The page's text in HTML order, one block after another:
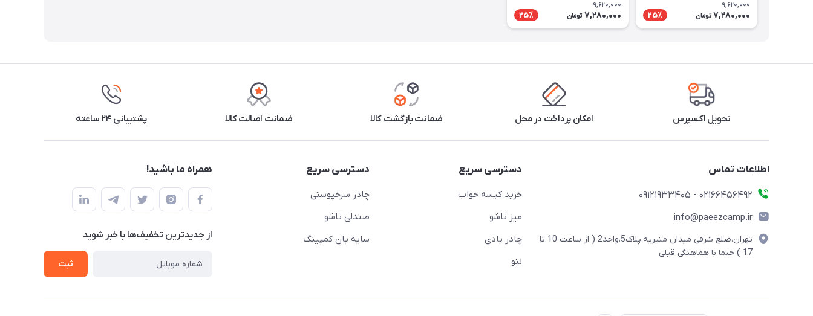
9,620,000
7,280,000 تومان 25٪
9,620,000
7,280,000 تومان 25٪
تحویل اکسپرس امکان پرداخت در محل ضمانت بازگشت کالا ضمانت اصالت کالا پشتیبانی ۲۴ ساعته
اطلاعات تماس
02166456492 - 09121933405
info@paeezcamp.ir
تهران،ضلع شرقی میدان منیریه،پلاک5،واحد2 ( از ساعت 10 تا
17 ) حتما با هماهنگی قبلی
دسترسی سریع
خرید کیسه خواب
میز تاشو
چادر بادی
ننو
دسترسی سریع
چادر سرخپوستی
صندلی تاشو
سایه بان کمپینگ
همراه ما باشید!
از جدید‌ترین تخفیف‌ها با‌ خبر شوید
ثبت